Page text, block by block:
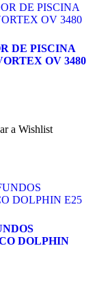
DE PISCINA
OV 3480
a Wishlist
DOLPHIN